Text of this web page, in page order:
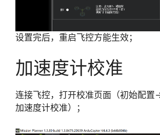
设置完后，重启飞控方能生效；
加速度计校准
连接飞控，打开校准页面（初始配置
加速度计校准）；